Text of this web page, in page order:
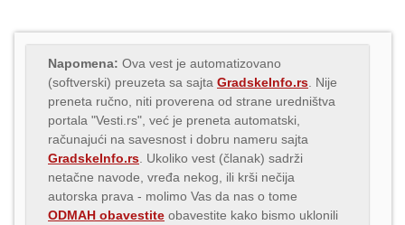
Napomena: Ova vest je automatizovano
(softverski) preuzeta sa sajta GradskeInfo.rs . Nije
preneta ručno, niti proverena od strane uredništva
portala "Vesti.rs", već je preneta automatski,
računajući na savesnost i dobru nameru sajta
GradskeInfo.rs . Ukoliko vest (članak) sadrži
netačne navode, vređa nekog, ili krši nečija
autorska prava - molimo Vas da nas o tome
ODMAH obavestite obavestite kako bismo uklonili